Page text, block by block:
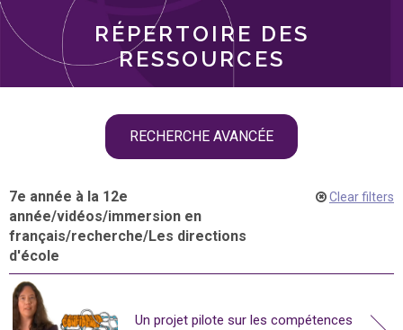
langue
RÉPERTOIRE DES
RESSOURCES
RECHERCHE AVANCÉE
7e année à la 12e
année/vidéos/immersion en
français/recherche/Les directions
d'école
Clear filters
Un projet pilote sur les compétences